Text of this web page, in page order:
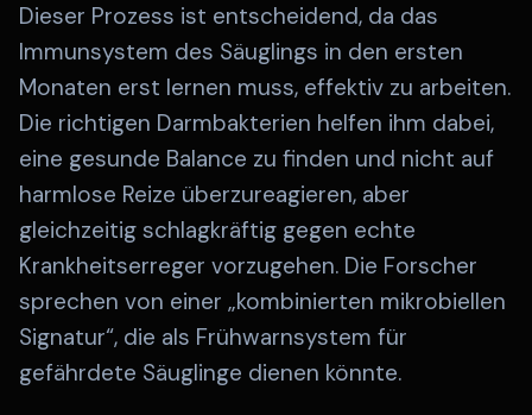
Dieser Prozess ist entscheidend, da das
Immunsystem des Säuglings in den ersten
Monaten erst lernen muss, effektiv zu arbeiten.
Die richtigen Darmbakterien helfen ihm dabei,
eine gesunde Balance zu finden und nicht auf
harmlose Reize überzureagieren, aber
gleichzeitig schlagkräftig gegen echte
Krankheitserreger vorzugehen. Die Forscher
sprechen von einer „kombinierten mikrobiellen
Signatur“, die als Frühwarnsystem für
gefährdete Säuglinge dienen könnte.